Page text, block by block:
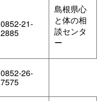
0852-21-
2885
島根県心
と体の相
談センタ
ー
0852-26-
7575